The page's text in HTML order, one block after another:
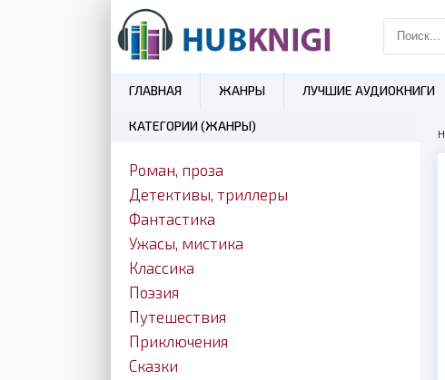
ГЛАВНАЯ ЖАНРЫ ЛУЧШИЕ АУДИОКНИГИ
КАТЕГОРИИ (ЖАНРЫ)
Роман, проза
Детективы, триллеры
Фантастика
Ужасы, мистика
Классика
Поэзия
Путешествия
Приключения
Сказки